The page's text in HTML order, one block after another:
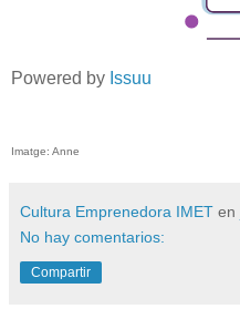
Powered by Issuu
Imatge: Anne
Cultura Emprenedora IMET en
No hay comentarios:
Compartir